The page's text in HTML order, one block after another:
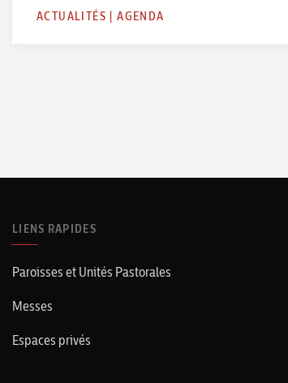
ACTUALITÉS |AGENDA
LIENS RAPIDES
Paroisses et Unités Pastorales
Messes
Espaces privés